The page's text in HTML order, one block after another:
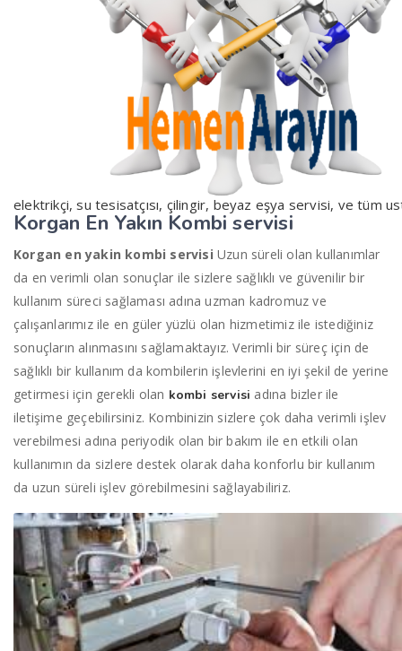
elektrikçi, su tesisatçısı, çilingir, beyaz eşya servisi, ve tüm
Korgan En Yakın Kombi servisi
Korgan en yakin kombi servisi Uzun süreli olan kullanımlar
da en verimli olan sonuçlar ile sizlere sağlıklı ve güvenilir bir
kullanım süreci sağlaması adına uzman kadromuz ve
çalışanlarımız ile en güler yüzlü olan hizmetimiz ile istediğiniz
sonuçların alınmasını sağlamaktayız. Verimli bir süreç için de
sağlıklı bir kullanım da kombilerin işlevlerini en iyi şekil de yerine
getirmesi için gerekli olan kombi servisi adına bizler ile
iletişime geçebilirsiniz. Kombinizin sizlere çok daha verimli işlev
verebilmesi adına periyodik olan bir bakım ile en etkili olan
kullanımın da sizlere destek olarak daha konforlu bir kullanım
da uzun süreli işlev görebilmesini sağlayabiliriz.